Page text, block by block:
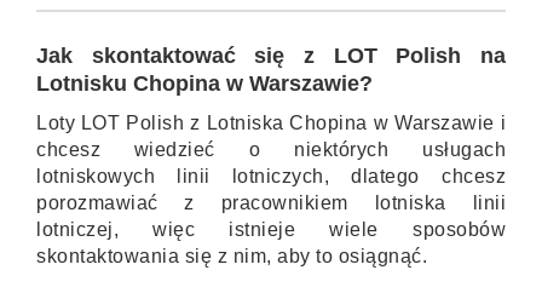
Jak skontaktować się z LOT Polish na
Lotnisku Chopina w Warszawie?
Loty LOT Polish z Lotniska Chopina w Warszawie i
chcesz wiedzieć o niektórych usługach
lotniskowych linii lotniczych, dlatego chcesz
porozmawiać z pracownikiem lotniska linii
lotniczej, więc istnieje wiele sposobów
skontaktowania się z nim, aby to osiągnąć.